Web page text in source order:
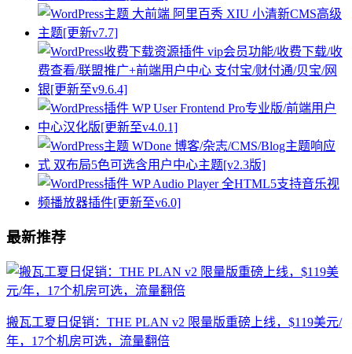
最新推荐
搬瓦工夏日促销：THE PLAN v2 限量版重磅上线，$119美元/
年，17个机房可选，流量翻倍